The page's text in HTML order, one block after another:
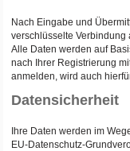
Nach Eingabe und
verschlüsselte
Alle Daten werden auf
nach Ihrer Registrierung
anmelden, wird auch
Datensicherheit
Ihre Daten werden im
EU-Datenschutz-